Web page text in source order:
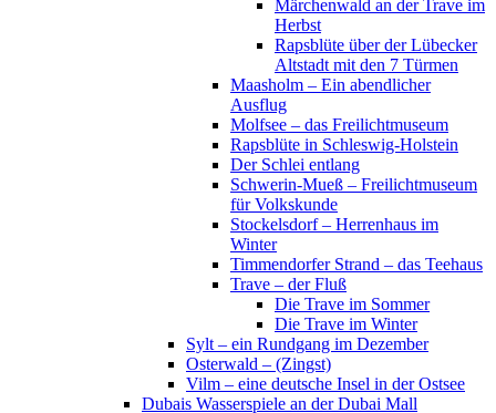
Märchenwald an der Trave im
Herbst
Rapsblüte über der Lübecker
Altstadt mit den 7 Türmen
Maasholm – Ein abendlicher
Ausflug
Molfsee – das Freilichtmuseum
Rapsblüte in Schleswig-Holstein
Der Schlei entlang
Schwerin-Mueß – Freilichtmuseum
für Volkskunde
Stockelsdorf – Herrenhaus im
Winter
Timmendorfer Strand – das Teehaus
Trave – der Fluß
Die Trave im Sommer
Die Trave im Winter
Sylt – ein Rundgang im Dezember
Osterwald – (Zingst)
Vilm – eine deutsche Insel in der Ostsee
Dubais Wasserspiele an der Dubai Mall